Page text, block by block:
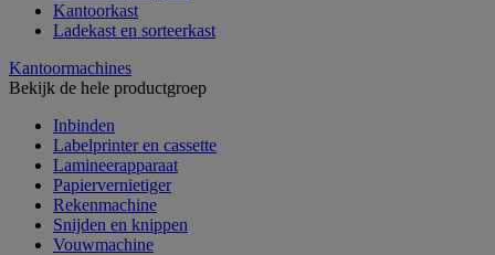
Kantoorkast
Ladekast en sorteerkast
Kantoormachines
Bekijk de hele productgroep
Inbinden
Labelprinter en cassette
Lamineerapparaat
Papiervernietiger
Rekenmachine
Snijden en knippen
Vouwmachine